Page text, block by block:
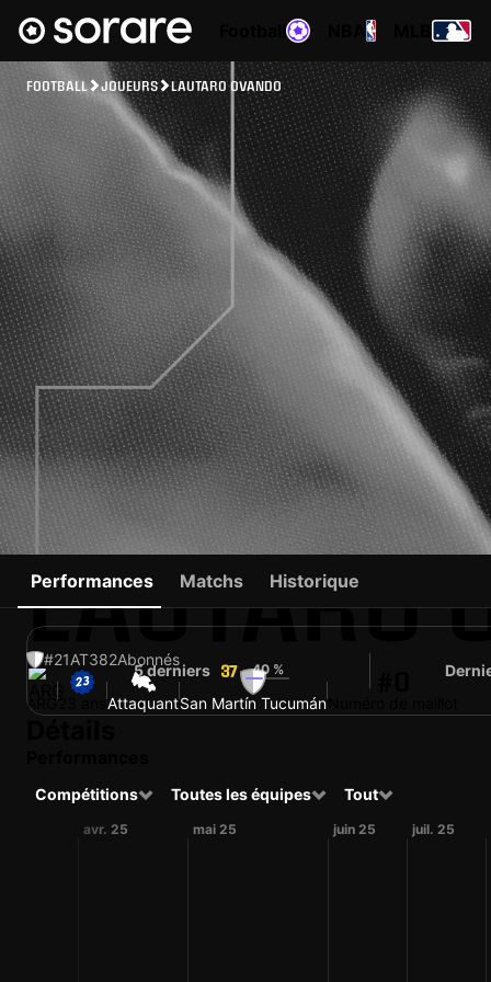
FOOTBALL JOUEURS LAUTARO OVANDO
LAUTARO
#21AT382Abonnés
ARG AttaquantSan Martín Tucumán
Performances Matchs Historique
5 derniers 37 40 %
Compétitions Toutes les équipes Tout
avr. 25 mai 25 juin 25 juil. 25